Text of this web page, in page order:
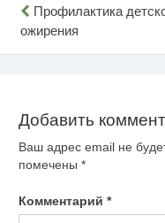
Навигация
по
Профилактика
ожирения
Добавить
Ваш адрес email не
помечены *
Комментарий *